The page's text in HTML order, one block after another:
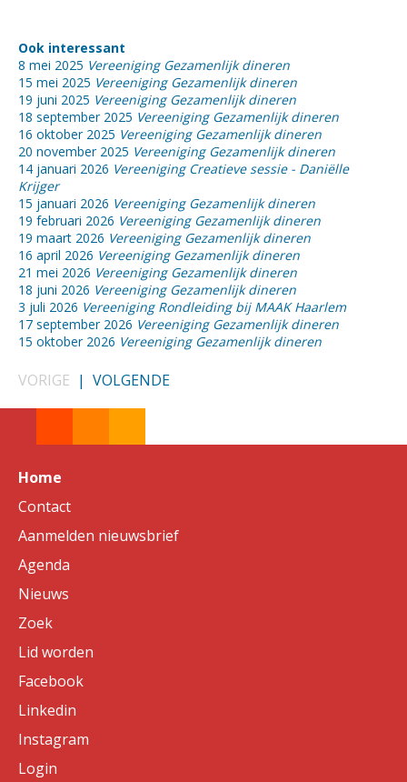
Ook interessant
8 mei 2025 Vereeniging Gezamenlijk dineren
15 mei 2025 Vereeniging Gezamenlijk dineren
19 juni 2025 Vereeniging Gezamenlijk dineren
18 september 2025 Vereeniging Gezamenlijk dineren
16 oktober 2025 Vereeniging Gezamenlijk dineren
20 november 2025 Vereeniging Gezamenlijk dineren
14 januari 2026 Vereeniging Creatieve sessie - Daniëlle
Krijger
15 januari 2026 Vereeniging Gezamenlijk dineren
19 februari 2026 Vereeniging Gezamenlijk dineren
19 maart 2026 Vereeniging Gezamenlijk dineren
16 april 2026 Vereeniging Gezamenlijk dineren
21 mei 2026 Vereeniging Gezamenlijk dineren
18 juni 2026 Vereeniging Gezamenlijk dineren
3 juli 2026 Vereeniging Rondleiding bij MAAK Haarlem
17 september 2026 Vereeniging Gezamenlijk dineren
15 oktober 2026 Vereeniging Gezamenlijk dineren
VORIGE | VOLGENDE
Home
Contact
Aanmelden nieuwsbrief
Agenda
Nieuws
Zoek
Lid worden
Facebook
Linkedin
Instagram
Login